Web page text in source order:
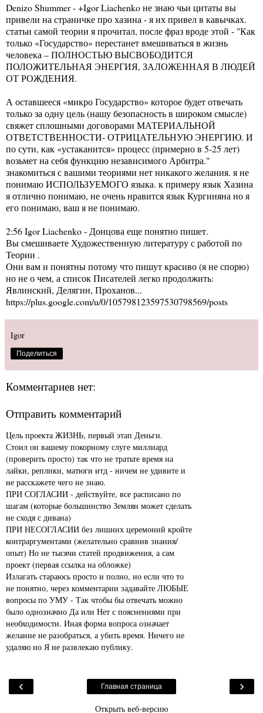
Denizo Shummer - +Igor Liachenko не знаю чьи цитаты вы
привели на страничке про хазина - я их привел в кавычках.
статьи самой теории я прочитал, после фраз вроде этой - "Как
только «Государство» перестанет вмешиваться в жизнь
человека – ПОЛНОСТЬЮ ВЫСВОБОДИТСЯ
ПОЛОЖИТЕЛЬНАЯ ЭНЕРГИЯ, ЗАЛОЖЕННАЯ В ЛЮДЕЙ
ОТ РОЖДЕНИЯ.
А оставшееся «микро Государство» которое будет отвечать
только за одну цель (нашу безопасность в широком смысле)
свяжет сплошными договорами МАТЕРИАЛЬНОЙ
ОТВЕТСТВЕННОСТИ- ОТРИЦАТЕЛЬНУЮ ЭНЕРГИЮ. И
по сути, как «устаканится» процесс (примерно в 5-25 лет)
возьмет на себя функцию независимого Арбитра."
знакомиться с вашими теориями нет никакого желания. я не
понимаю ИСПОЛЬЗУЕМОГО языка. к примеру язык Хазина
я отлично понимаю, не очень нравится язык Кургиняна но я
его понимаю, ваш я не понимаю.
2:56 Igor Liachenko - Донцова еще понятно пишет.
Вы смешиваете Художественную литературу с работой по
Теории .
Они вам и понятны потому что пишут красиво (я не спорю)
но не о чем, а список Писателей легко продолжить:
Явлинский, Делягин, Проханов...
https://plus.google.com/u/0/105798123597530798569/posts
Igor
Поделиться
Комментариев нет:
Отправить комментарий
Цель проекта ЖИЗНЬ, первый этап Деньги.
Стоил он вашему покорному слуге миллиард
(проверить просто) так что не тратьте время на
лайки, реплики, матюги итд - ничем не удивите и
не расскажете чего не знаю.
ПРИ СОГЛАСИИ - действуйте, все расписано по
шагам (которые большинство Землян может сделать
не сходя с дивана)
ПРИ НЕСОГЛАСИИ без лишних церемоний кройте
контраргументами (желательно сравнив знания/
опыт) Но не тысячи статей продвижения, а сам
проект (первая ссылка на обложке)
Излагать стараюсь просто и полно, но если что то
не понятно, через комментарии задавайте ЛЮБЫЕ
вопросы по УМУ - Так чтобы бы отвечать можно
было однозначно Да или Нет с пояснениями при
необходимости. Иная форма вопроса означает
желание не разобраться, а убить время. Ничего не
удаляю но Я не развлекаю публику.
‹ ›
Главная страница
Открыть веб-версию